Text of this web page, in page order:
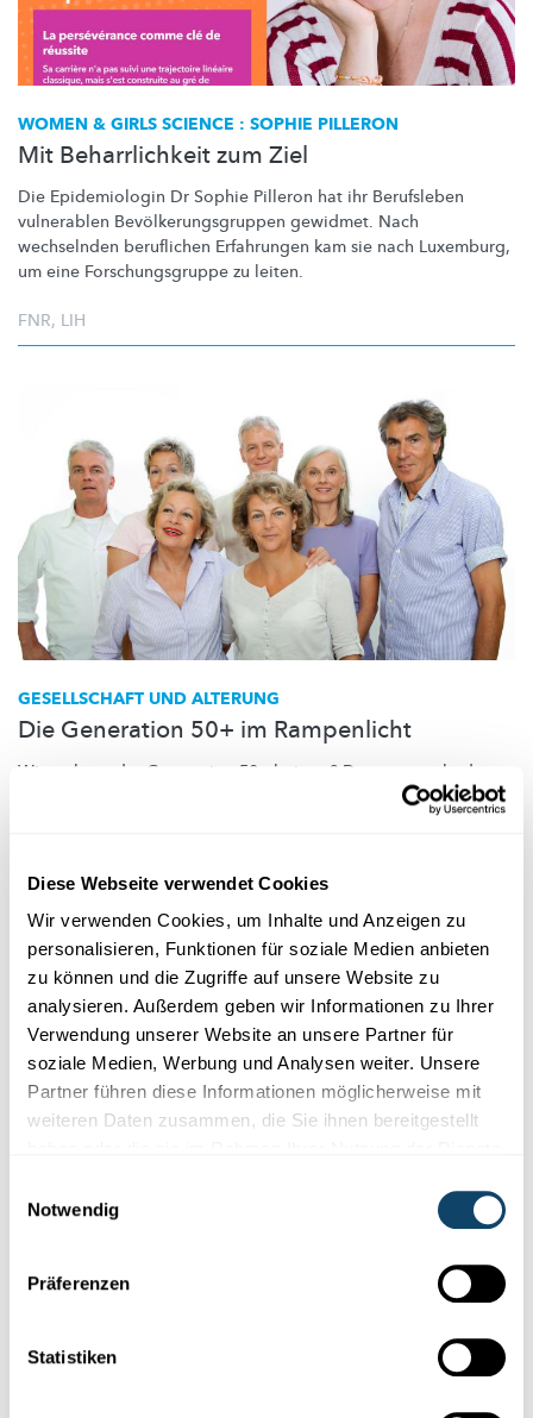
Diese Webseite verwendet Cookies
Wir verwenden Cookies, um Inhalte und Anzeigen zu
personalisieren, Funktionen für soziale Medien anbieten
zu können und die Zugriffe auf unsere Website zu
analysieren. Außerdem geben wir Informationen zu Ihrer
Verwendung unserer Website an unsere Partner für
soziale Medien, Werbung und Analysen weiter. Unsere
Partner führen diese Informationen möglicherweise mit
weiteren Daten zusammen, die Sie ihnen bereitgestellt
Notwendig
Präferenzen
Statistiken
WOMEN & GIRLS SCIENCE : SOPHIE PILLERON
Mit Beharrlichkeit zum Ziel
Die Epidemiologin Dr Sophie Pilleron hat ihr Berufsleben
vulnerablen Bevölkerungsgruppen gewidmet. Nach
wechselnden beruflichen Erfahrungen kam sie nach Luxemburg,
um eine Forschungsgruppe zu leiten.
FNR, LIH
GESELLSCHAFT UND ALTERUNG
Die Generation 50+ im Rampenlicht
Wie geht es der Generation 50+ bei uns? Das untersucht das
Team von SHARE, einer langfristigen Studie,
die in Befragungen Daten zur Gesundheit, zum Altern und zur
Liser
Folgescience.lu
Diese Plugins sind ausgeblendet, weil Sie
sehen, ändern Sie bitte Ihre Einstellungen.